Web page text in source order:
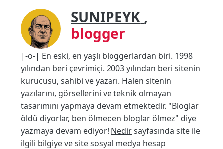
SUNIPEYK ,
blogger
|-o-| En eski, en yaşlı bloggerlardan biri. 1998
yılından beri çevrimiçi. 2003 yılından beri sitenin
kurucusu, sahibi ve yazarı. Halen sitenin
yazılarını, görsellerini ve teknik olmayan
tasarımını yapmaya devam etmektedir. "Bloglar
öldü diyorlar, ben ölmeden bloglar ölmez" diye
yazmaya devam ediyor! Nedirsayfasında site ile
ilgili bilgiye ve site sosyal medya hesap